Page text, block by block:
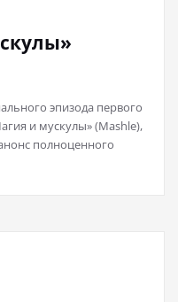
эпизода первого
и мускулы» (Mashle),
полноценного